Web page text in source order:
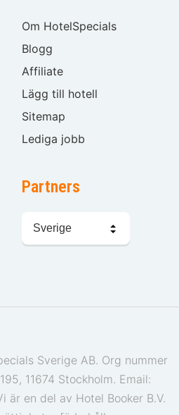
Om HotelSpecials
Blogg
Affiliate
Lägg till hotell
Sitemap
Lediga jobb
Partners
språk
Sverige AB. Org nummer
11674 Stockholm. Email:
är en del av Hotel Booker B.V.